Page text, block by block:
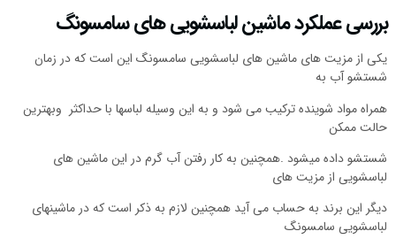
بررسی عملکرد ماشین لباسشویی های سامسونگ
یکی از مزیت های ماشین های لباسشویی سامسونگ این است که در زمان
شستشو آب به
همراه مواد شوینده ترکیب می شود و به این وسیله لباسها با حداکثر وبهترین
حالت ممکن
شستشو داده میشود .همچنین به کار رفتن آب گرم در این ماشین های
لباسشویی از مزیت های
دیگر این برند به حساب می آید همچنین لازم به ذکر است که در ماشینهای
لباسشویی سامسونگ